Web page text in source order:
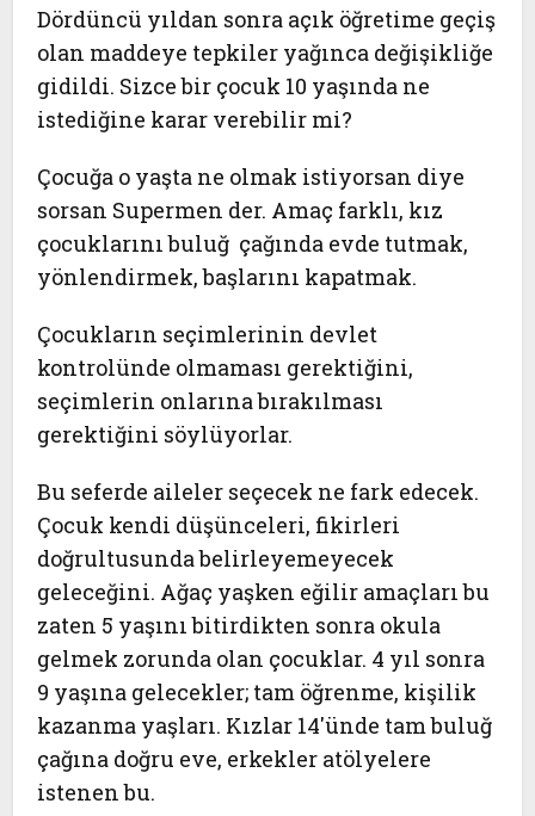
Dördüncü yıldan sonra açık öğretime geçiş
olan maddeye tepkiler yağınca değişikliğe
gidildi. Sizce bir çocuk 10 yaşında ne
istediğine karar verebilir mi?
Çocuğa o yaşta ne olmak istiyorsan diye
sorsan Supermen der. Amaç farklı, kız
çocuklarını buluğ çağında evde tutmak,
yönlendirmek, başlarını kapatmak.
Çocukların seçimlerinin devlet
kontrolünde olmaması gerektiğini,
seçimlerin onlarına bırakılması
gerektiğini söylüyorlar.
Bu seferde aileler seçecek ne fark edecek.
Çocuk kendi düşünceleri, fikirleri
doğrultusunda belirleyemeyecek
geleceğini. Ağaç yaşken eğilir amaçları bu
zaten 5 yaşını bitirdikten sonra okula
gelmek zorunda olan çocuklar. 4 yıl sonra
9 yaşına gelecekler; tam öğrenme, kişilik
kazanma yaşları. Kızlar 14'ünde tam buluğ
çağına doğru eve, erkekler atölyelere
istenen bu.